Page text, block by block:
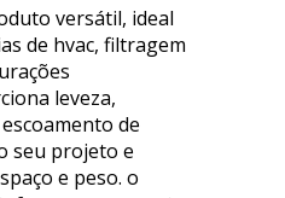
versátil, ideal
de hvac, filtragem
leveza,
de
seu projeto e
e peso. o